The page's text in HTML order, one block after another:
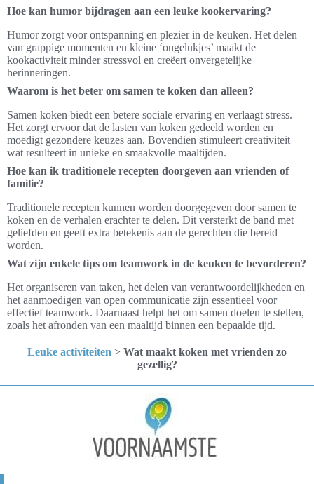
Hoe kan humor bijdragen aan een leuke kookervaring?
Humor zorgt voor ontspanning en plezier in de keuken. Het delen
van grappige momenten en kleine ‘ongelukjes’ maakt de
kookactiviteit minder stressvol en creëert onvergetelijke
herinneringen.
Waarom is het beter om samen te koken dan alleen?
Samen koken biedt een betere sociale ervaring en verlaagt stress.
Het zorgt ervoor dat de lasten van koken gedeeld worden en
moedigt gezondere keuzes aan. Bovendien stimuleert creativiteit
wat resulteert in unieke en smaakvolle maaltijden.
Hoe kan ik traditionele recepten doorgeven aan vrienden of
familie?
Traditionele recepten kunnen worden doorgegeven door samen te
koken en de verhalen erachter te delen. Dit versterkt de band met
geliefden en geeft extra betekenis aan de gerechten die bereid
worden.
Wat zijn enkele tips om teamwork in de keuken te bevorderen?
Het organiseren van taken, het delen van verantwoordelijkheden en
het aanmoedigen van open communicatie zijn essentieel voor
effectief teamwork. Daarnaast helpt het om samen doelen te stellen,
zoals het afronden van een maaltijd binnen een bepaalde tijd.
Leuke activiteiten > Wat maakt koken met vrienden zo
gezellig?